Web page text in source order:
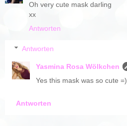
Oh very cute mask darling
xx
Antworten
Antworten
Yasmina Rosa Wölkchen
Yes this mask was so cute =)
Antworten